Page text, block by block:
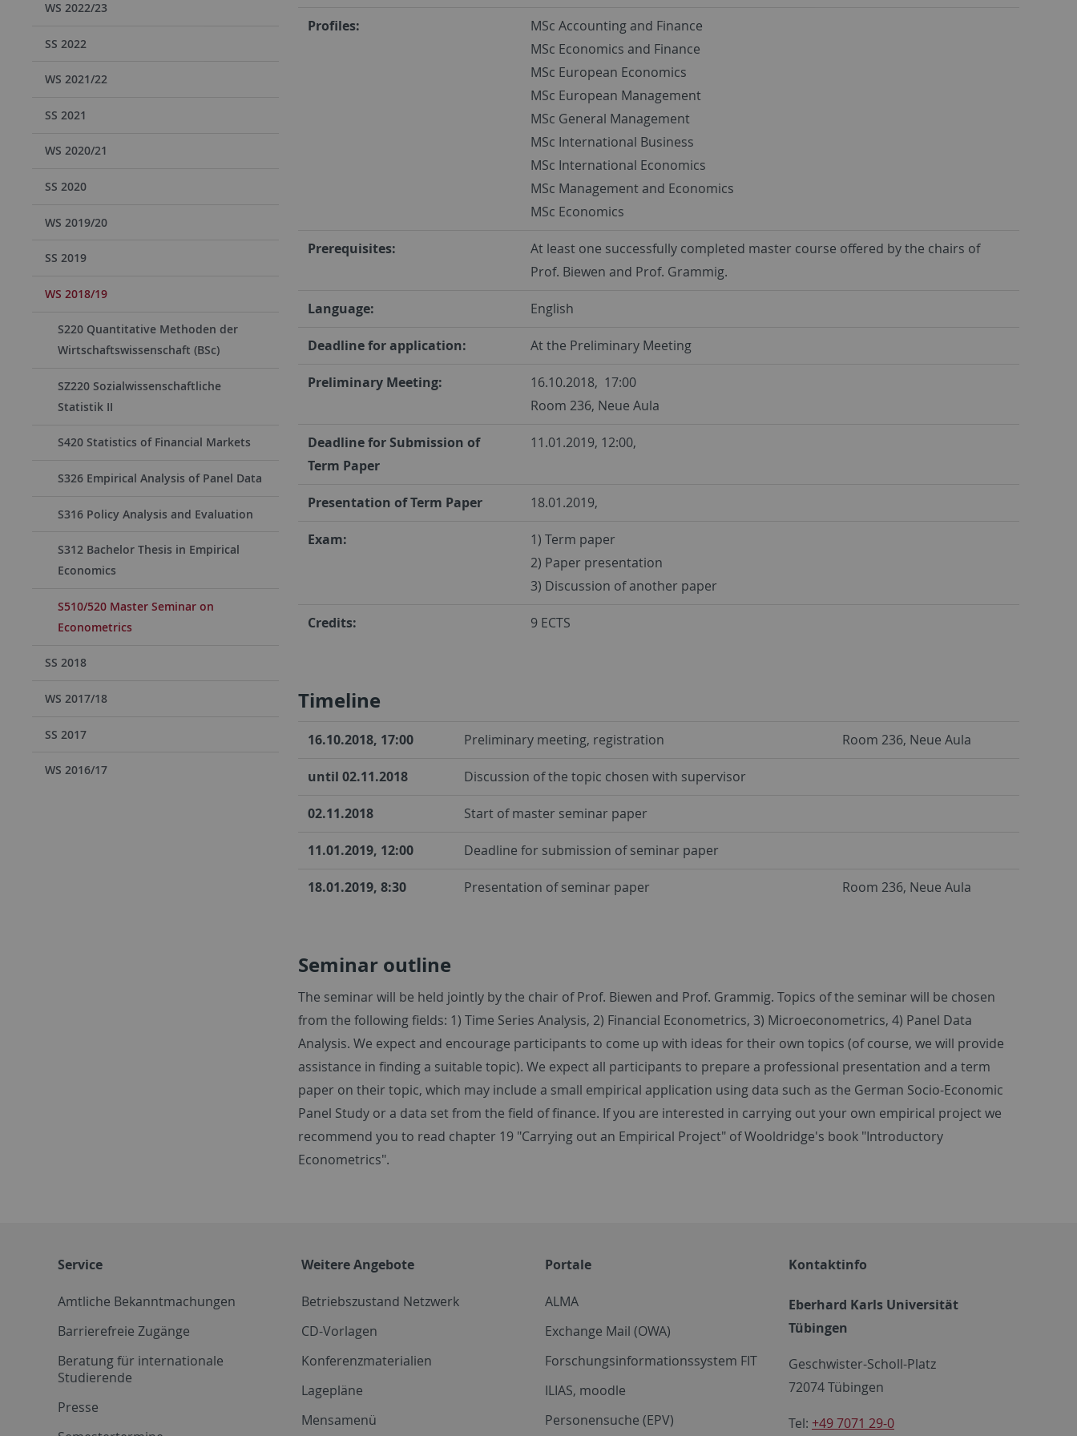
WS 2022/23
SS 2022
WS 2021/22
SS 2021
WS 2020/21
SS 2020
WS 2019/20
SS 2019
WS 2018/19
S220 Quantitative Methoden der
Wirtschaftswissenschaft (BSc)
SZ220 Sozialwissenschaftliche
Statistik II
S420 Statistics of Financial Markets
S326 Empirical Analysis of Panel Data
S316 Policy Analysis and Evaluation
S312 Bachelor Thesis in Empirical
Economics
S510/520 Master Seminar on
Econometrics
SS 2018
WS 2017/18
SS 2017
WS 2016/17
Profiles:
MSc Accounting and Finance
MSc Economics and Finance
MSc European Economics
MSc European Management
MSc General Management
MSc International Business
MSc International Economics
MSc Management and Economics
MSc Economics
Prerequisites:
At least one successfully completed master course offered by the chairs of
Prof. Biewen and Prof. Grammig.
Language: English
Deadline for application: At the Preliminary Meeting
Preliminary Meeting:
16.10.2018, 17:00
Room 236, Neue Aula
Deadline for Submission of
Term Paper
11.01.2019, 12:00,
Presentation of Term Paper 18.01.2019,
Exam:
1) Term paper
2) Paper presentation
3) Discussion of another paper
Credits: 9 ECTS
Timeline
16.10.2018, 17:00 Preliminary meeting, registration Room 236, Neue Aula
until 02.11.2018 Discussion of the topic chosen with supervisor
02.11.2018 Start of master seminar paper
11.01.2019, 12:00 Deadline for submission of seminar paper
18.01.2019, 8:30 Presentation of seminar paper Room 236, Neue Aula
Seminar outline
The seminar will be held jointly by the chair of Prof. Biewen and Prof. Grammig. Topics of the seminar will be chosen
from the following fields: 1) Time Series Analysis, 2) Financial Econometrics, 3) Microeconometrics, 4) Panel Data
Analysis. We expect and encourage participants to come up with ideas for their own topics (of course, we will provide
assistance in finding a suitable topic). We expect all participants to prepare a professional presentation and a term
paper on their topic, which may include a small empirical application using data such as the German Socio-Economic
Panel Study or a data set from the field of finance. If you are interested in carrying out your own empirical project we
recommend you to read chapter 19 "Carrying out an Empirical Project" of Wooldridge's book "Introductory
Econometrics".
Service
Amtliche Bekanntmachungen
Barrierefreie Zugänge
Beratung für internationale
Studierende
Presse
Weitere Angebote
Betriebszustand Netzwerk
CD-Vorlagen
Konferenzmaterialien
Lagepläne
Mensamenü
Portale
ALMA
Exchange Mail (OWA)
Forschungsinformationssystem FIT
ILIAS, moodle
Personensuche (EPV)
Kontaktinfo
Eberhard Karls Universität
Tübingen
Geschwister-Scholl-Platz
72074 Tübingen
Tel: +49 7071 29-0